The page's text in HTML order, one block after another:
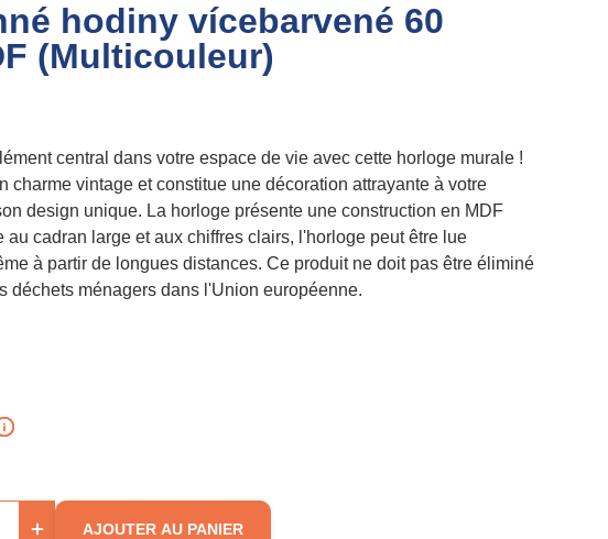
hodiny vícebarvené 60
(Multicouleur)
central dans votre espace de vie avec cette horloge murale !
charme vintage et constitue une décoration attrayante à votre
design unique. La horloge présente une construction en MDF
au cadran large et aux chiffres clairs, l'horloge peut être lue
à partir de longues distances. Ce produit ne doit pas être éliminé
déchets ménagers dans l'Union européenne.
AJOUTER AU PANIER